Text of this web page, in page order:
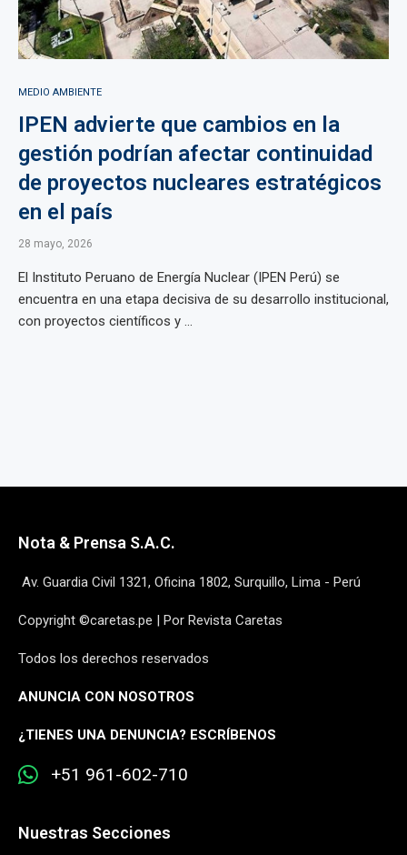
MEDIO AMBIENTE
IPEN advierte que cambios en la
gestión podrían afectar continuidad
de proyectos nucleares estratégicos
en el país
28 mayo, 2026
El Instituto Peruano de Energía Nuclear (IPEN Perú) se
encuentra en una etapa decisiva de su desarrollo institucional,
con proyectos científicos y ...
Nota & Prensa S.A.C.
Av. Guardia Civil 1321, Oficina 1802, Surquillo, Lima - Perú
Copyright ©caretas.pe | Por Revista Caretas
Todos los derechos reservados
ANUNCIA CON NOSOTROS
¿TIENES UNA DENUNCIA? ESCRÍBENOS
+51 961-602-710
Nuestras Secciones